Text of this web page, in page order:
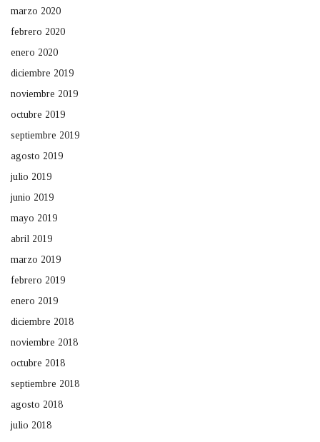
marzo 2020
febrero 2020
enero 2020
diciembre 2019
noviembre 2019
octubre 2019
septiembre 2019
agosto 2019
julio 2019
junio 2019
mayo 2019
abril 2019
marzo 2019
febrero 2019
enero 2019
diciembre 2018
noviembre 2018
octubre 2018
septiembre 2018
agosto 2018
julio 2018